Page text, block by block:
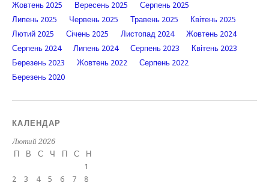
Жовтень 2025
Вересень 2025
Серпень 2025
Липень 2025
Червень 2025 Травень 2025
Квітень 2025
Лютий 2025
Січень 2025 Листопад 2024
Жовтень 2024
Серпень 2024
Липень 2024 Серпень 2023
Квітень 2023
Березень 2023
Жовтень 2022
Серпень 2022
Березень 2020
КАЛЕНДАР
Лютий 2026
П
В С Ч П С Н
1
2
3 4 5 6 7
8